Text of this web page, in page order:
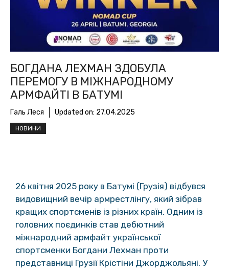
БОГДАНА ЛЕХМАН ЗДОБУЛА
ПЕРЕМОГУ В МІЖНАРОДНОМУ
АРМФАЙТІ В БАТУМІ
Галь Леся Updated on: 27.04.2025
НОВИНИ
26 квітня 2025 року в Батумі (Грузія) відбувся
видовищний вечір армрестлінгу, який зібрав
кращих спортсменів із різних країн. Одним із
головних поєдинків став дебютний
міжнародний армфайт української
спортсменки Богдани Лехман проти
представниці Грузії Крістіни Джорджольяні. У